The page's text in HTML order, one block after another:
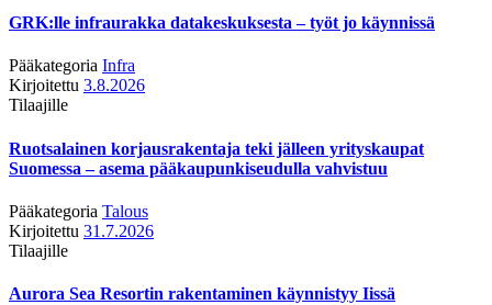
GRK:lle infraurakka datakeskuksesta – työt jo käynnissä
Pääkategoria Infra
Kirjoitettu 3.8.2026
Tilaajille
Ruotsalainen korjausrakentaja teki jälleen yrityskaupat
Suomessa – asema pääkaupunkiseudulla vahvistuu
Pääkategoria Talous
Kirjoitettu 31.7.2026
Tilaajille
Aurora Sea Resortin rakentaminen käynnistyy Iissä